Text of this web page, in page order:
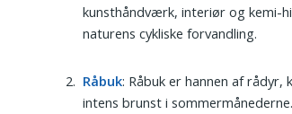
kunsthåndværk, interiør og kemi-
naturens cykliske forvandling.
Råbuk: Råbuk er hannen af
intens brunst i